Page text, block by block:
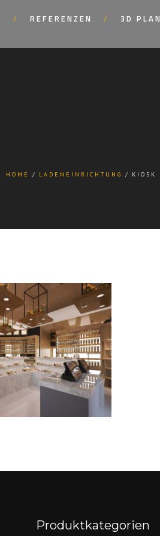
REFERENZEN 3D
HOME LADENEINRICHTUNG KIOSK
Produktkategorien